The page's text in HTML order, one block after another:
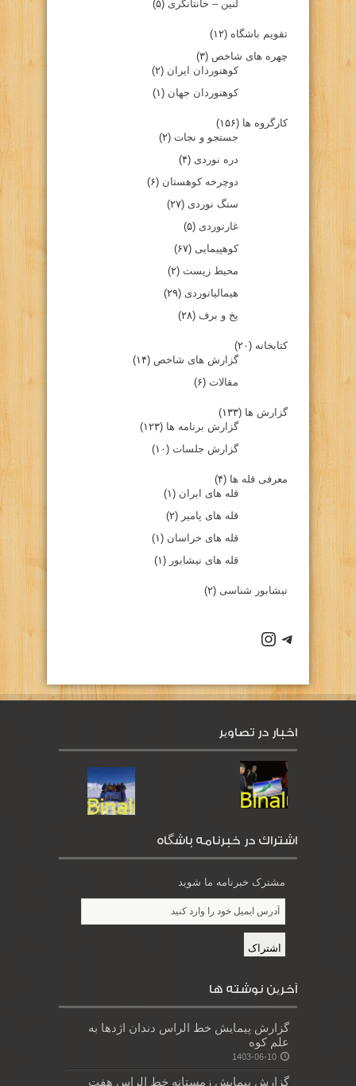
لنین – خانتانگری (۵)
تقویم باشگاه (۱۲)
چهره های شاخص (۳)
کوهنوردان ایران (۲)
کوهنوردان جهان (۱)
کارگروه ها (۱۵۶)
جستجو و نجات (۲)
دره نوردی (۴)
دوچرخه کوهستان (۶)
سنگ نوردی (۲۷)
غارنوردی (۵)
کوهپیمایی (۶۷)
محیط زیست (۲)
هیمالیانوردی (۲۹)
یخ و برف (۲۸)
کتابخانه (۲۰)
گزارش های شاخص (۱۴)
مقالات (۶)
گزارش ها (۱۳۳)
گزارش برنامه ها (۱۲۳)
گزارش جلسات (۱۰)
معرفی قله ها (۴)
قله های ایران (۱)
قله های پامیر (۲)
قله های خراسان (۱)
قله های نیشابور (۱)
نیشابور شناسی (۲)
كانال تلگرام باشگاه
صفحه اينستاگرام باشگاه
اخبار در تصاویر
اشتراك در خبرنامه باشگاه
مشترک خبرنامه ما شوید
آخرین نوشته ها
گزارش پیمایش خط الراس دندان اژدها به
علم کوه
1403-06-10
گزارش پیمایش زمستانه خط الراس هفت